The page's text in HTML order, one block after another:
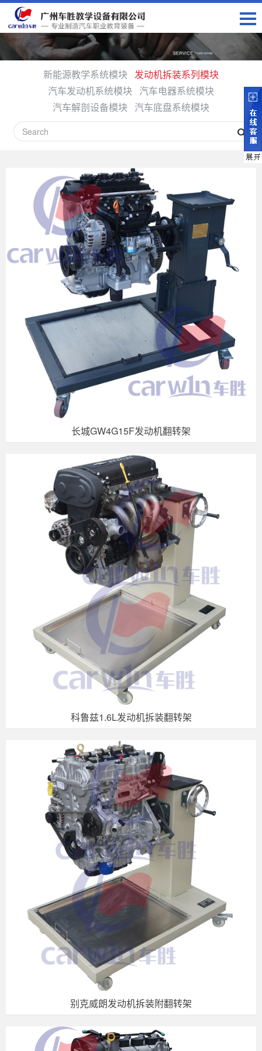
新能源教学系统模块 发动机拆装系列模块
汽车发动机系统模块
汽车电器系统模块
汽车解剖设备模块
汽车底盘系统模块
长城GW4G15F发动机翻转架
科鲁兹1.6L发动机拆装翻转架
别克威朗发动机拆装附翻转架